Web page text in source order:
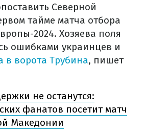
Северной
тайме матча отбора
2024. Хозяева поля
ошибками украинцев и
в ворота Трубина, пишет
не останутся:
фанатов посетит матч
Македонии